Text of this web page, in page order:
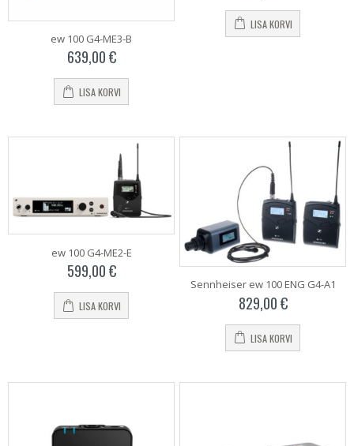
ew 100 G4-ME3-B
639,00€
LISA KORVI
LISA KORVI
ew 100 G4-ME2-E
599,00€
LISA KORVI
Sennheiser ew 100 ENG G4-A1
829,00€
LISA KORVI